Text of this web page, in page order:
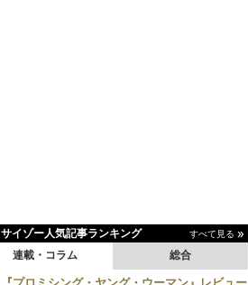
サイゾー人気記事ランキング すべて見る
連載・コラム 総合